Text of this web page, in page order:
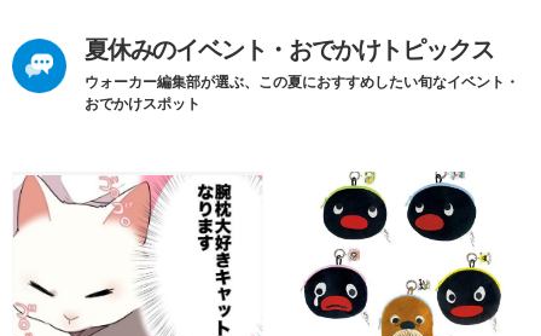
夏休みのイベント・おでかけトピックス
ウォーカー編集部が選ぶ、この夏におすすめしたい旬なイベント・
おでかけスポット